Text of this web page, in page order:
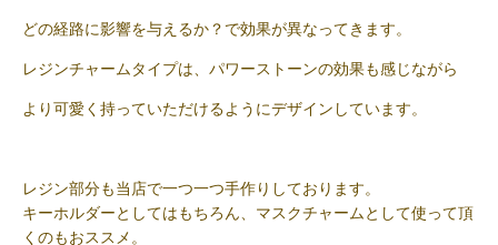
どの経路に影響を与えるか？で効果が異なってきます。
レジンチャームタイプは、パワーストーンの効果も感じながら
より可愛く持っていただけるようにデザインしています。
レジン部分も当店で一つ一つ手作りしております。
キーホルダーとしてはもちろん、マスクチャームとして使って頂
くのもおススメ。